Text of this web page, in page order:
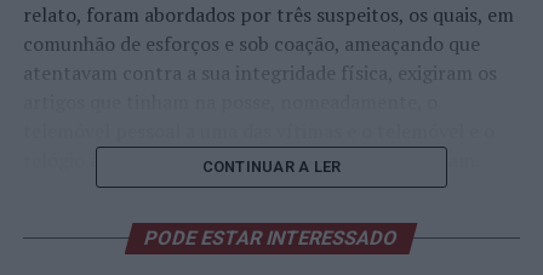
relato, foram abordados por três suspeitos, os quais, em
comunhão de esforços e sob coação, ameaçando que
atentavam contra a sua integridade física, exigiram os
relógio à outra vítima, ao que, por receio, acederam.
localizaram e intercetaram dois dos suspeitos,
CONTINUAR A LER
PODE ESTAR INTERESSADO